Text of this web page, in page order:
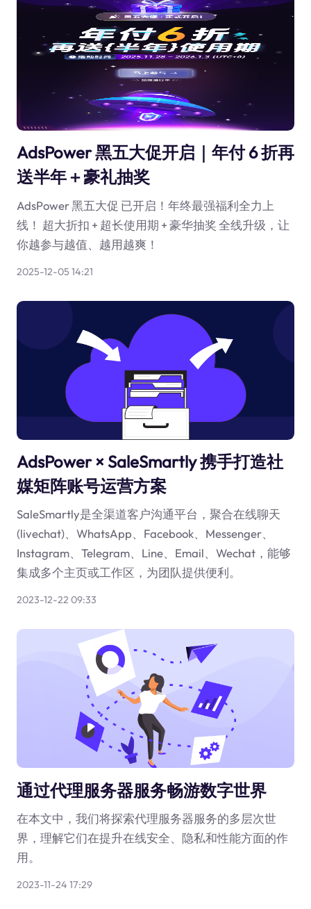
AdsPower 黑五大促开启｜年付 6 折再
送半年＋豪礼抽奖
AdsPower 黑五大促 已开启！年终最强福利全力上
线！ 超大折扣 + 超长使用期 + 豪华抽奖 全线升级，让
你越参与越值、越用越爽！
2025-12-05 14:21
AdsPower × SaleSmartly 携手打造社
媒矩阵账号运营方案
SaleSmartly是全渠道客户沟通平台，聚合在线聊天
(livechat)、WhatsApp、Facebook、Messenger、
Instagram、Telegram、Line、Email、Wechat，能够
集成多个主页或工作区，为团队提供便利。
2023-12-22 09:33
通过代理服务器服务畅游数字世界
在本文中，我们将探索代理服务器服务的多层次世
界，理解它们在提升在线安全、隐私和性能方面的作
用。
2023-11-24 17:29